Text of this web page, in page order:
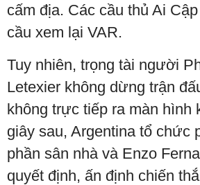
cấm địa. Các cầu thủ Ai
cầu xem lại VAR.
Tuy nhiên, trọng tài người
Letexier không dừng trận
không trực tiếp ra màn hình
giây sau, Argentina tổ chức
phần sân nhà và Enzo
quyết định, ấn định chiến